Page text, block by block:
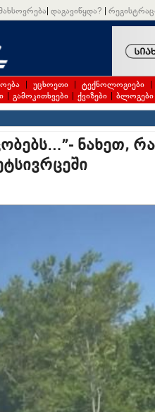
| დაგავიწყდა? |
| უცხოეთი | ტექნოლოგიები |
| გამოკითხვები | ქვიზები | ბლოგები
ნახეთ, რა